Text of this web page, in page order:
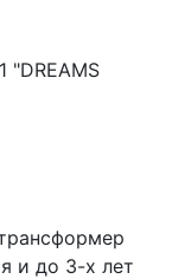
и до 3-х лет